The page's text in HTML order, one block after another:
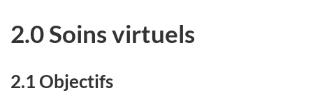
2.0 Soins virtuels
2.1 Objectifs